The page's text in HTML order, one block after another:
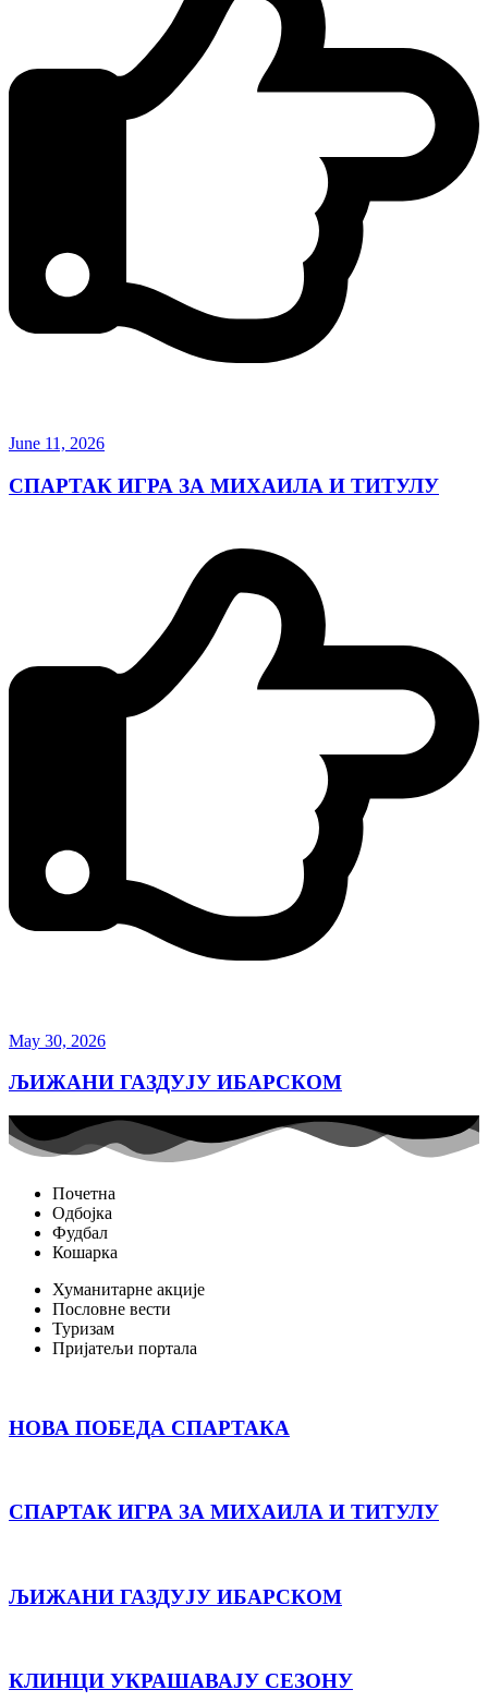
June 11, 2026
СПАРТАК ИГРА ЗА МИХАИЛА И ТИТУЛУ
May 30, 2026
ЉИЖАНИ ГАЗДУЈУ ИБАРСКОМ
Почетна
Одбојка
Фудбал
Кошарка
Хуманитарне акције
Пословне вести
Туризам
Пријатељи портала
НОВА ПОБЕДА СПАРТАКА
СПАРТАК ИГРА ЗА МИХАИЛА И ТИТУЛУ
ЉИЖАНИ ГАЗДУЈУ ИБАРСКОМ
КЛИНЦИ УКРАШАВАЈУ СЕЗОНУ